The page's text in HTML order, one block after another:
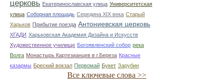
церковь Екатеринославская улица Университетская
улица Соборная площадь Середина XIX века Старый
Харьков Прибытие поезда Антониевская церковь
ХГАДИ Харьковская Академия Дизайна и Искусств
Художественное училище Богоявленский собор река
Волга Монастырь Картезианцев в г.Береза Красные
казармы Бреский вокзал Первомай Букет Зарубин
Все ключевые слова >>